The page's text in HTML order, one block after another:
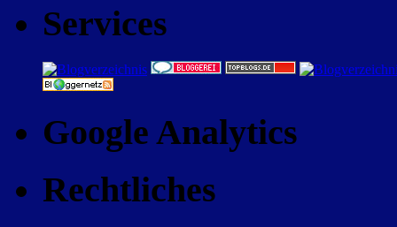
Services
Google Analytics
Rechtliches